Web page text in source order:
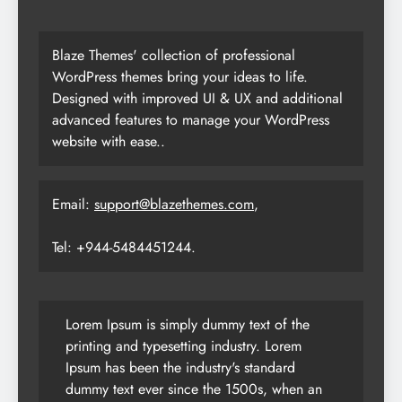
Blaze Themes' collection of professional
WordPress themes bring your ideas to life.
Designed with improved UI & UX and additional
advanced features to manage your WordPress
website with ease..
Email: support@blazethemes.com,
Tel: +944-5484451244.
Lorem Ipsum is simply dummy text of the
printing and typesetting industry. Lorem
Ipsum has been the industry's standard
dummy text ever since the 1500s, when an